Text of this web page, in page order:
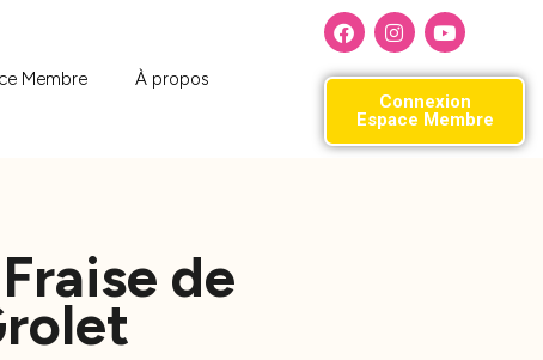
Membre
À propos
Connexion
Espace Membre
de